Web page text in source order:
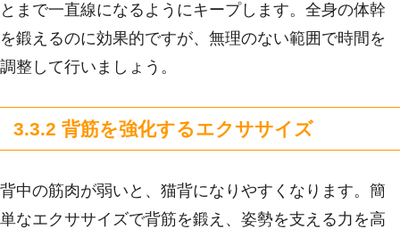
とまで一直線になるようにキープします。全身の体幹
を鍛えるのに効果的ですが、無理のない範囲で時間を
調整して行いましょう。
3.3.2 背筋を強化するエクササイズ
背中の筋肉が弱いと、猫背になりやすくなります。簡
単なエクササイズで背筋を鍛え、姿勢を支える力を高